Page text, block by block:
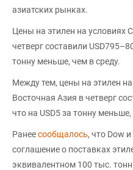
азиатских рынках.
Цены на этилен на условиях
четверг составили
тонну меньше, чем в среду.
Между тем, цены на этилен
Восточная Азия в четверг
что на USD5 за тонну
Ранеесообщалось, что Dow
соглашение о поставках
эквивалентном 100 тыс.